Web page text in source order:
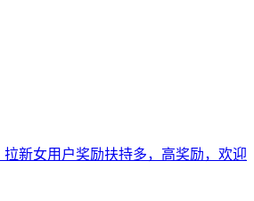
新女用户奖励扶持多，高奖励，欢迎